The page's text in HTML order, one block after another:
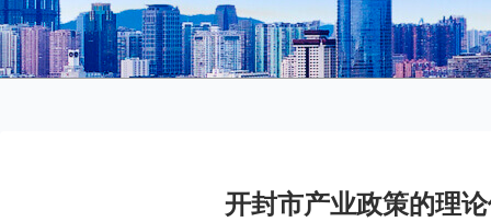
开封市产业政策的理